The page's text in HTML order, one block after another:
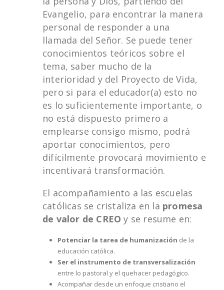
Evangelio, para encontrar la manera
personal de responder a una
llamada del Señor. Se puede tener
conocimientos teóricos sobre el
tema, saber mucho de la
interioridad y del Proyecto de Vida,
pero si para el educador(a) esto no
es lo suficientemente importante, o
no está dispuesto primero a
emplearse consigo mismo, podrá
aportar conocimientos, pero
difícilmente provocará movimiento e
incentivará transformación.
El acompañamiento a las escuelas
católicas se cristaliza en la promesa
de valor de CREO y se resume en:
Potenciar la tarea de humanización de la
educación católica.
Ser el instrumento de transversalización
entre lo pastoral y el quehacer pedagógico.
Acompañar desde un enfoque cristiano el